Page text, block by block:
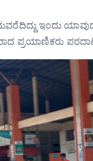
ಇಂದು
ಪ್ರಯಾಣಿಕರು